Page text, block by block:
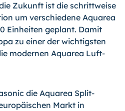
Zukunft ist die schrittweise
um verschiedene Aquarea
Einheiten geplant. Damit
zu einer der wichtigsten
modernen Aquarea Luft-
die Aquarea Split-
Markt in